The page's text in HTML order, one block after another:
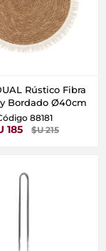
Rústico Fibra
Bordado Ø40cm
88181
185 $U 215